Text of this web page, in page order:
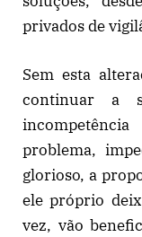
privados de
Sem esta
continuar a
problema,
glorioso, a
ele próprio
vez, vão